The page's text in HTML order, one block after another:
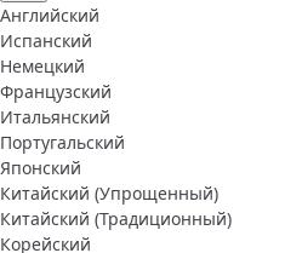
Английский
Испанский
Немецкий
Французский
Итальянский
Португальский
Японский
Китайский (Упрощенный)
Китайский (Традиционный)
Корейский